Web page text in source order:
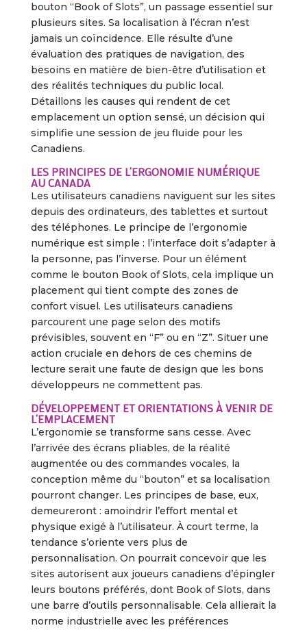
bouton “Book of Slots”, un passage essentiel sur
plusieurs sites. Sa localisation à l’écran n’est
jamais un coïncidence. Elle résulte d’une
évaluation des pratiques de navigation, des
besoins en matière de bien-être d’utilisation et
des réalités techniques du public local.
Détaillons les causes qui rendent de cet
emplacement un option sensé, un décision qui
simplifie une session de jeu fluide pour les
Canadiens.
LES PRINCIPES DE L’ERGONOMIE NUMÉRIQUE
AU CANADA
Les utilisateurs canadiens naviguent sur les sites
depuis des ordinateurs, des tablettes et surtout
des téléphones. Le principe de l’ergonomie
numérique est simple : l’interface doit s’adapter à
la personne, pas l’inverse. Pour un élément
comme le bouton Book of Slots, cela implique un
placement qui tient compte des zones de
confort visuel. Les utilisateurs canadiens
parcourent une page selon des motifs
prévisibles, souvent en “F” ou en “Z”. Situer une
action cruciale en dehors de ces chemins de
lecture serait une faute de design que les bons
développeurs ne commettent pas.
DÉVELOPPEMENT ET ORIENTATIONS À VENIR DE
L’EMPLACEMENT
L’ergonomie se transforme sans cesse. Avec
l’arrivée des écrans pliables, de la réalité
augmentée ou des commandes vocales, la
conception même du “bouton” et sa localisation
pourront changer. Les principes de base, eux,
demeureront : amoindrir l’effort mental et
physique exigé à l’utilisateur. À court terme, la
tendance s’oriente vers plus de
personnalisation. On pourrait concevoir que les
sites autorisent aux joueurs canadiens d’épingler
leurs boutons préférés, dont Book of Slots, dans
une barre d’outils personnalisable. Cela allierait la
norme industrielle avec les préférences